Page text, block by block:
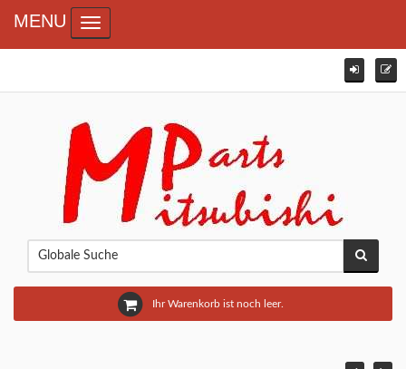
Ihr Warenkorb ist noch leer.
MENU Toggle navigation